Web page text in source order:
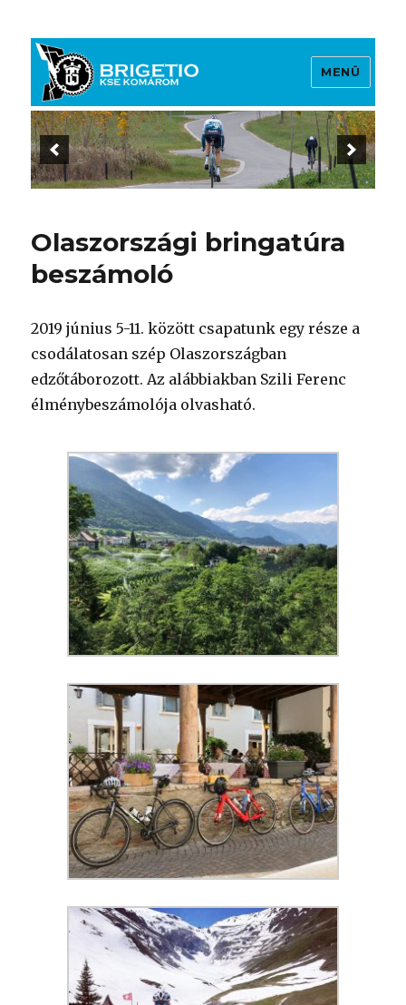
Brigetio KSE
MENÜ
Olaszországi bringatúra
beszámoló
2019 június 5-11. között csapatunk egy része a
csodálatosan szép Olaszországban
edzőtáborozott. Az alábbiakban Szili Ferenc
élménybeszámolója olvasható.